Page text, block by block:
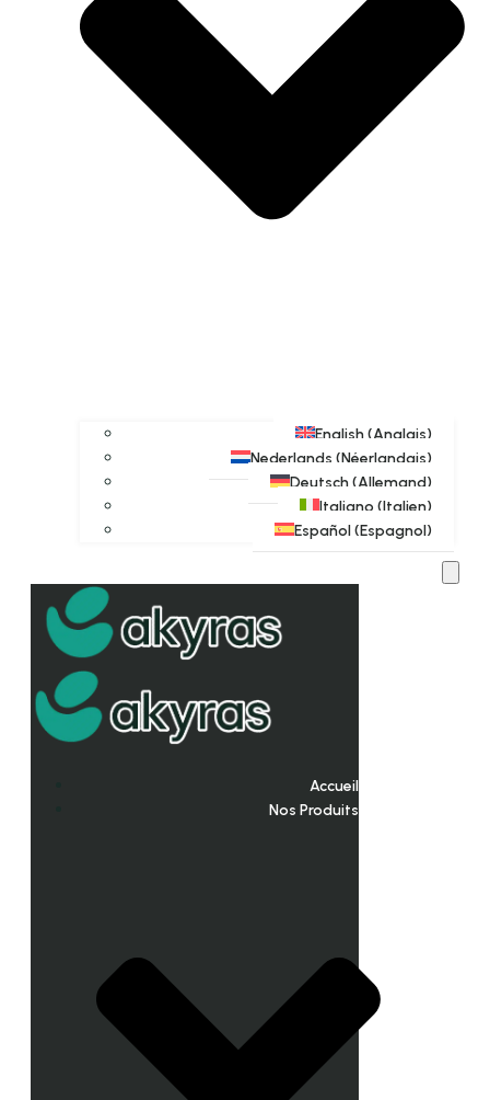
English(Anglais)
Nederlands (Néerlandais)
Deutsch(Allemand)
Italiano (Italien)
Español(Espagnol)
Accueil
Nos Produits